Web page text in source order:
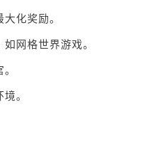
化奖励。
网格世界游戏。
。